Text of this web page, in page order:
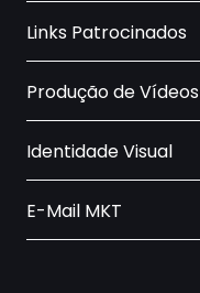
Links Patrocinados
Produção de Vídeos
Identidade Visual
E-Mail MKT